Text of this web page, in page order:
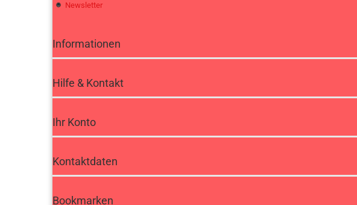
Newsletter
Informationen
Hilfe & Kontakt
Ihr Konto
Kontaktdaten
Bookmarken